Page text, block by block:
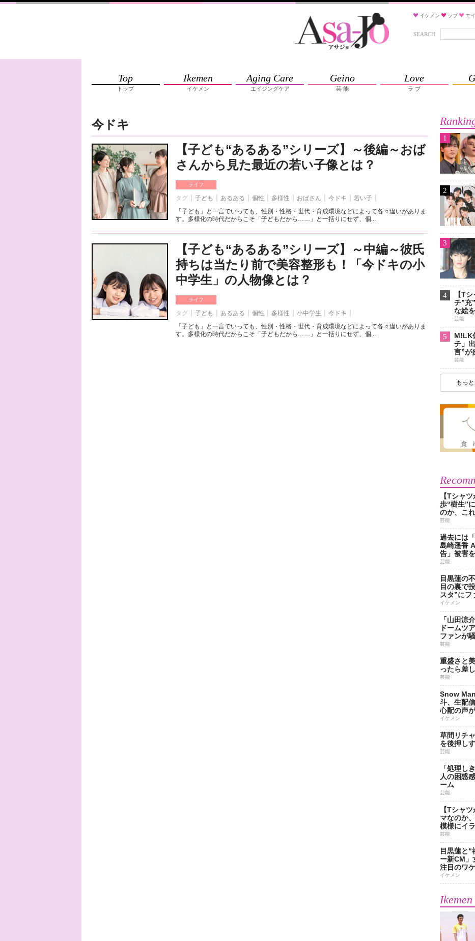
イケメン ラブ エ
SEARCH
Top
トップ
Ikemen
イケメン
Aging Care
エイジングケア
Geino
芸 能
Love
ラ ブ
今ドキ
【子ども“あるある”シリーズ】～後編～おば
さんから見た最近の若い子像とは？
ライフ
タグ 子ども あるある 個性 多様性 おばさん 今ドキ
若い子
「子ども」と一言でいっても、性別・性格・世代・育成環境などによって各々違いがありま
す。多様化の時代だからこそ「子どもだから……」と一括りにせず、個...
【子ども“あるある”シリーズ】～中編～彼氏
持ちは当たり前で美容整形も！「今ドキの小
中学生」の人物像とは？
ライフ
タグ 子ども あるある 個性 多様性 小中学生
今ドキ
「子ども」と一言でいっても、性別・性格・世代・育成環境などによって各々違いがありま
す。多様化の時代だからこそ「子どもだから……」と一括りにせず、個...
1
2
3
4
【T
チ”充
な絵
芸能
5
M!LK
チ」
言”が
芸能
もっ
【Tシャ
歩“樹生”
のか、こ
芸能
過去には
島崎遥香
告」被害
芸能
目黒蓮の
目の裏で
スタ”にフ
イケメン
「山田涼
ドームツ
ファンが
芸能
重盛さと
ったら差
芸能
Snow
斗、生配
心配の声
イケメン
草間リチ
を後押し
芸能
「処理し
人の困惑
ーム
芸能
【Tシャ
マなのか
模様にイ
芸能
目黒蓮と
ー新CM」
注目のワケ
イケメン
Ikemen